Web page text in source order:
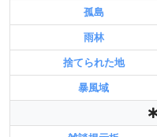
孤島
雨林
捨てられた地
暴風域